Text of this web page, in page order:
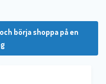
börja shoppa på en